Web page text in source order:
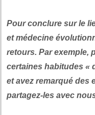
Pour conclure sur le
et médecine
retours. Par exemple,
certaines habitudes «
et avez remarqué des
partagez-les avec